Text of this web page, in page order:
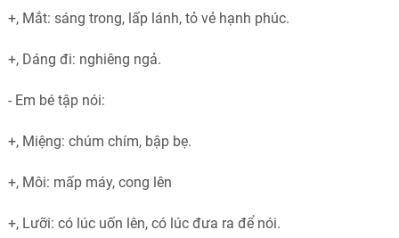
+, Mắt: sáng trong, lấp lánh, tỏ vẻ hạnh phúc.
+, Dáng đi: nghiêng ngả.
- Em bé tập nói:
+, Miệng: chúm chím, bập bẹ.
+, Môi: mấp máy, cong lên
+, Lưỡi: có lúc uốn lên, có lúc đưa ra để nói.